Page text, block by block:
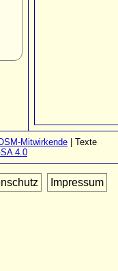
Mitwirkende | Texte
4.0
Impressum